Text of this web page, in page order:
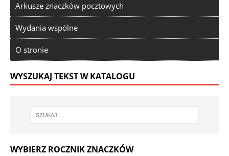
Arkusze znaczków pocztowych
Wydania wspólne
O stronie
WYSZUKAJ TEKST W KATALOGU
WYBIERZ ROCZNIK ZNACZKÓW